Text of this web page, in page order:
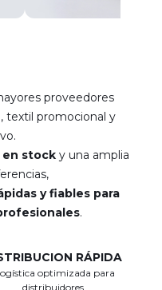
proveedores
textil promocional y
en stock y una amplia
y fiables para
.
RÁPIDA
optimizada para
distribuidores.